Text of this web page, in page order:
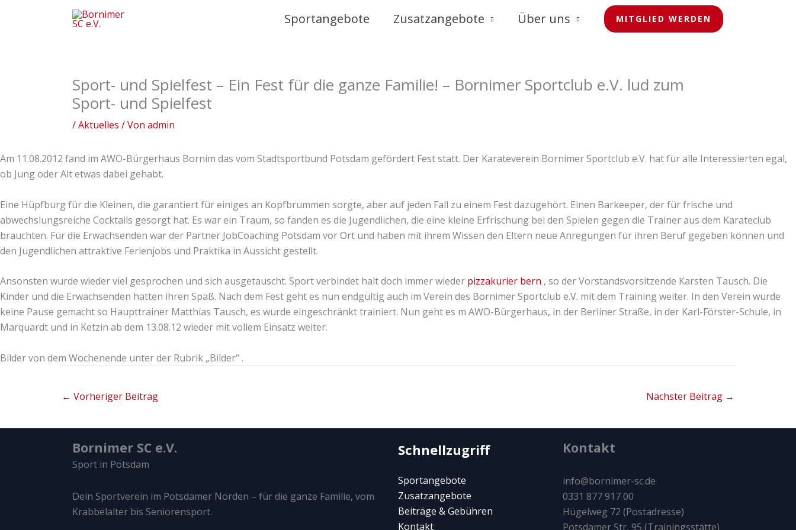
Sportangebote Zusatzangebote Über uns MITGLIED WERDEN
Sport- und Spielfest – Ein Fest für die ganze Familie! – Bornimer Sportclub e.V. lud zum
Sport- und Spielfest
/Aktuelles / Von admin
Am 11.08.2012 fand im AWO-Bürgerhaus Bornim das vom Stadtsportbund Potsdam gefördert Fest statt. Der Karateverein Bornimer Sportclub e.V. hat für alle Interessierten egal,
ob Jung oder Alt etwas dabei gehabt.
Eine Hüpfburg für die Kleinen, die garantiert für einiges an Kopfbrummen sorgte, aber auf jeden Fall zu einem Fest dazugehört. Einen Barkeeper, der für frische und
abwechslungsreiche Cocktails gesorgt hat. Es war ein Traum, so fanden es die Jugendlichen, die eine kleine Erfrischung bei den Spielen gegen die Trainer aus dem Karateclub
brauchten. Für die Erwachsenden war der Partner JobCoaching Potsdam vor Ort und haben mit ihrem Wissen den Eltern neue Anregungen für ihren Beruf gegeben können und
den Jugendlichen attraktive Ferienjobs und Praktika in Aussicht gestellt.
Ansonsten wurde wieder viel gesprochen und sich ausgetauscht. Sport verbindet halt doch immer wieder pizzakurier bern , so der Vorstandsvorsitzende Karsten Tausch. Die
Kinder und die Erwachsenden hatten ihren Spaß. Nach dem Fest geht es nun endgültig auch im Verein des Bornimer Sportclub e.V. mit dem Training weiter. In den Verein wurde
keine Pause gemacht so Haupttrainer Matthias Tausch, es wurde eingeschränkt trainiert. Nun geht es m AWO-Bürgerhaus, in der Berliner Straße, in der Karl-Förster-Schule, in
Marquardt und in Ketzin ab dem 13.08.12 wieder mit vollem Einsatz weiter.
Bilder von dem Wochenende unter der Rubrik „Bilder“ .
← Vorheriger Beitrag Nächster Beitrag →
Bornimer SC e.V.
Sport in Potsdam
Dein Sportverein im Potsdamer Norden – für die ganze Familie, vom
Krabbelalter bis Seniorensport.
Schnellzugriff
Sportangebote
Zusatzangebote
Beiträge & Gebühren
Kontakt
Kontakt
info@bornimer-sc.de
0331 877 917 00
Hügelweg 72 (Postadresse)
Potsdamer Str, 95 (Trainingsstätte)